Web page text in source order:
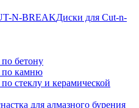
Диски для Cut-n-
бетону
по камню
стеклу и керамической
для алмазного бурения